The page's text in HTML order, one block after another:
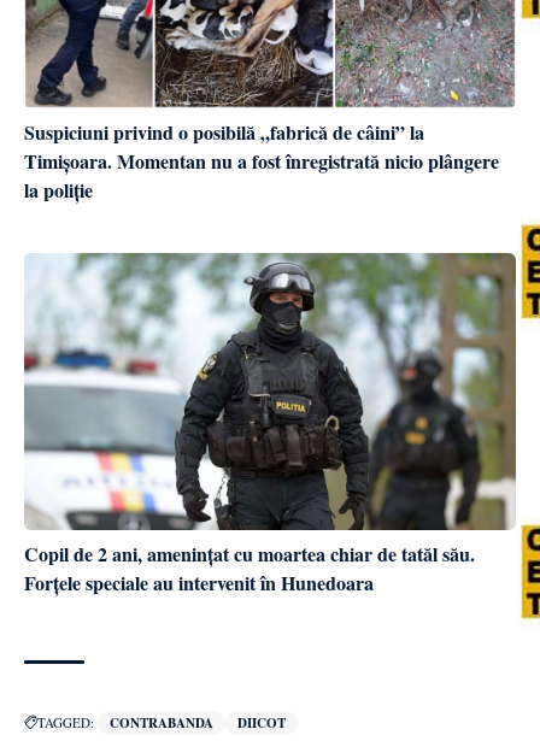
Suspiciuni privind o posibilă „fabrică de câini” la
Timișoara. Momentan nu a fost înregistrată nicio plângere
la poliție
Copil de 2 ani, amenințat cu moartea chiar de tatăl său.
Forțele speciale au intervenit în Hunedoara
TAGGED: CONTRABANDA DIICOT